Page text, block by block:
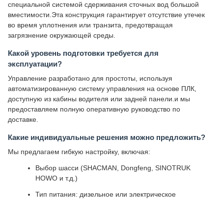
специальной системой сдерживания сточных вод большой
вместимости.Эта конструкция гарантирует отсутствие утечек
во время уплотнения или транзита, предотвращая
загрязнение окружающей среды.
Какой уровень подготовки требуется для
эксплуатации?
Управление разработано для простоты, используя
автоматизированную систему управления на основе ПЛК,
доступную из кабины водителя или задней панели.и мы
предоставляем полную оперативную руководство по
доставке.
Какие индивидуальные решения можно предложить?
Мы предлагаем гибкую настройку, включая:
Выбор шасси (SHACMAN, Dongfeng, SINOTRUK
HOWO и т.д.)
Тип питания: дизельное или электрическое